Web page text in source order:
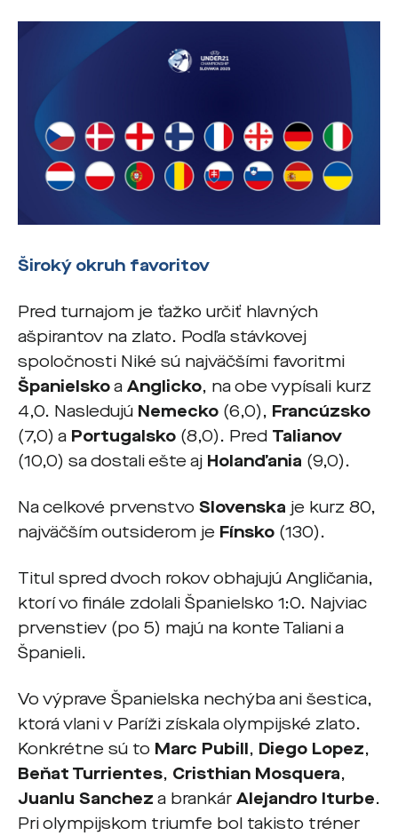
Široký okruh favoritov
Pred turnajom je ťažko určiť hlavných
ašpirantov na zlato. Podľa stávkovej
spoločnosti Niké sú najväčšími favoritmi
Španielskoa Anglicko, na obe vypísali kurz
4,0. Nasledujú Nemecko (6,0), Francúzsko
(7,0) a Portugalsko (8,0). Pred Talianov
(10,0) sa dostali ešte aj Holanďania (9,0).
Na celkové prvenstvo Slovenska je kurz 80,
najväčším outsiderom je Fínsko (130).
Titul spred dvoch rokov obhajujú Angličania,
ktorí vo finále zdolali Španielsko 1:0. Najviac
prvenstiev (po 5) majú na konte Taliani a
Španieli.
Vo výprave Španielska nechýba ani šestica,
ktorá vlani v Paríži získala olympijské zlato.
Konkrétne sú to Marc Pubill, Diego Lopez,
Beňat Turrientes, Cristhian Mosquera,
Juanlu Sanchez a brankár Alejandro Iturbe.
Pri olympijskom triumfe bol takisto tréner